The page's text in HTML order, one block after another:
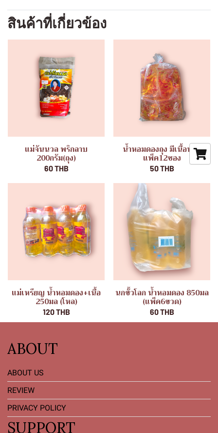
สินค้าที่เกี่ยวข้อง
แม่จันนวล พริกลาบ
200กรัม(ถุง)
60 THB
น้ำหอมดองถุง มีเนื้อหอม
แพ็ค12ซอง
50 THB
แม่เหรียญ น้ำหอมดอง+เนื้อ
250มล (โหล)
120 THB
นกขั้วโลก น้ำหอมดอง 850มล
(แพ็ค6ขวด)
60 THB
ABOUT
ABOUT US
REVIEW
PRIVACY POLICY
SUPPORT